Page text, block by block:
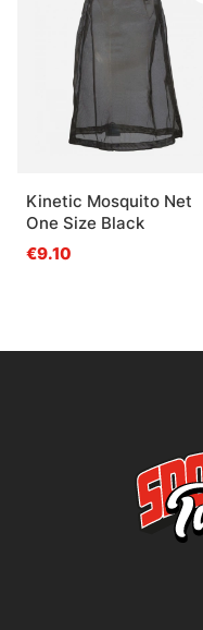
Kinetic Mosquito Net
One Size Black
€9.10